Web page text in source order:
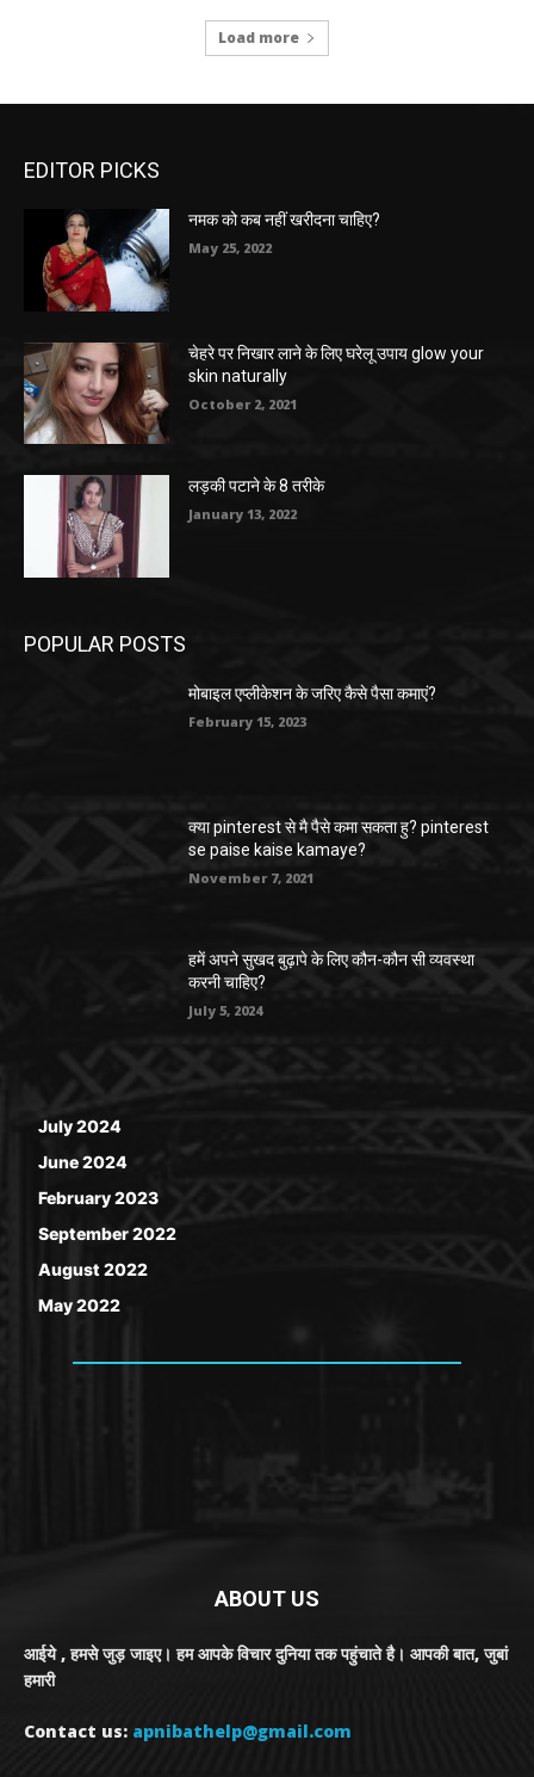
Load more
EDITOR PICKS
नमक को कब नहीं खरीदना चाहिए?
May 25, 2022
चेहरे पर निखार लाने के लिए घरेलू उपाय glow your
skin naturally
October 2, 2021
लड़की पटाने के 8 तरीके
January 13, 2022
POPULAR POSTS
मोबाइल एप्लीकेशन के जरिए कैसे पैसा कमाएं?
February 15, 2023
क्या pinterest से मै पैसे कमा सकता हु? pinterest
se paise kaise kamaye?
November 7, 2021
हमें अपने सुखद बुढ़ापे के लिए कौन-कौन सी व्यवस्था
करनी चाहिए?
July 5, 2024
July 2024
June 2024
February 2023
September 2022
August 2022
May 2022
ABOUT US
आईये , हमसे जुड़ जाइए। हम आपके विचार दुनिया तक पहुंचाते है। आपकी बात, जुबां
हमारी
Contact us: apnibathelp@gmail.com